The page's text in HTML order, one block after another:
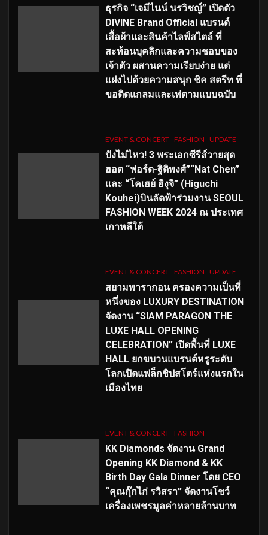
ธุรกิจ “เจมีไนน์ นรวิชญ์” เปิดตัว
DIVINE Brand Official แบรนด์
เสื้อผ้าและสินค้าไลฟ์สไตล์ ที่
สะท้อนบุคลิกและความชอบของ
เจ้าตัว ผสานความเรียบง่าย แต่
แฝงไปด้วยความสนุก ชิค สตรีท ที่
ขอติดแกลมและเท่ตามแบบฉบับ
EVENT & CONCERT FASHION UPDATE
ปังไม่ไหว! 3 พระเอกซีรีส์วายสุด
ฮอต “ฟอร์ด-ฐิติพงศ์”“Nat Chen”
และ “โคเฮย์ ฮิงุจิ” (Higuchi
Kouhei)บินลัดฟ้าร่วมงาน SEOUL
FASHION WEEK 2024 ณ ประเทศ
เกาหลีใต้
EVENT & CONCERT FASHION UPDATE
สยามพารากอน ครองความเป็นที่
หนึ่งของ LUXURY DESTINATION
จัดงาน “SIAM PARAGON THE
LUXE HALL OPENING
CELEBRATION” เปิดพื้นที่ LUXE
HALL ยกขบวนแบรนด์หรูระดับ
โลกเปิดแฟล็กชิปสโตร์แห่งแรกใน
เมืองไทย
EVENT & CONCERT FASHION
KK Diamonds จัดงาน Grand
Opening KK Diamond & KK
Birth Day Gala Dinner โดย CEO
“คุณกุ๊กไก่ รวิสรา” จัดงานโชว์
เครื่องเพชรมูลค่าหลายล้านบาท